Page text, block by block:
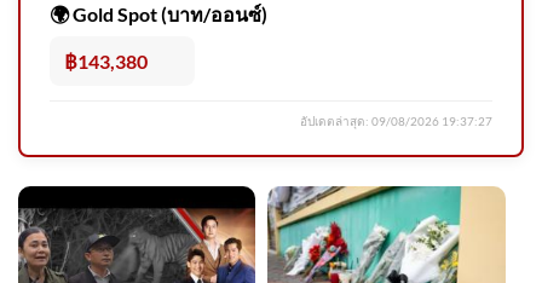
🌍 Gold Spot (บาท/ออนซ์)
฿143,380
อัปเดตล่าสุด: 09/08/2026 19:37:27